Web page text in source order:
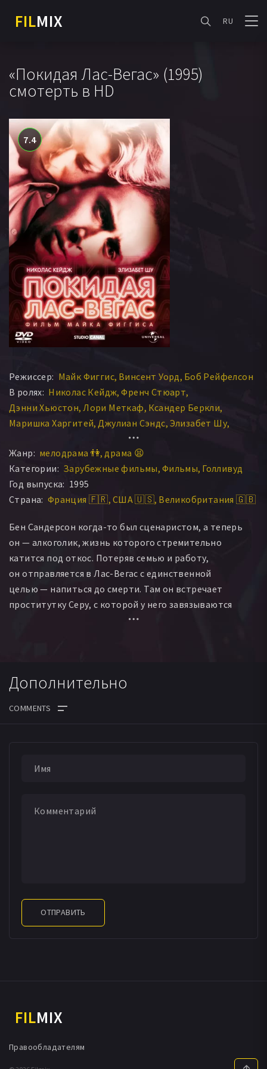
FILMIX RU
«Покидая Лас-Вегас» (1995)
смотерть в HD
7.4
Режиссер: Майк Фиггис Винсент Уорд Боб Рейфелсон
В ролях: Николас Кейдж Френч Стюарт
Дэнни Хьюстон Лори Меткаф Ксандер Беркли
Маришка Харгитей Джулиан Сэндс Элизабет Шу
Стивен Уэбер
Эмили Проктер Стюарт Реген
Грэм Беккел
Сьюзэн Барнс Эд Лотер
Люсинда Дженни
Джереми Джордан Шоуни Смит
Билл Томпсон
Дэвид Брисбин
Дэвид Кригел Марк Коппола
Вальдемар Калиновски Трэйси Торн Аль Хендерсон
Шаши Бхатия Энн Ланж Марек Стабровски
Пол Куинн Джулиан Леннон Дэвидли Уиллсон
Серджо Премоли Камилль Кинг
Жанр: мелодрама 👫 драма 😫
Категории: Зарубежные фильмы Фильмы Голливуд
Год выпуска: 1995
Страна: Франция 🇫🇷 США 🇺🇸 Великобритания 🇬🇧
Бен Сандерсон когда-то был сценаристом, а теперь
он — алкоголик, жизнь которого стремительно
катится под откос. Потеряв семью и работу,
он отправляется в Лас-Вегас с единственной
целью — напиться до смерти. Там он встречает
проститутку Серу, с которой у него завязываются
отношения — возможно, последние в его жизни.
Дополнительно
ОТПРАВИТЬ
FILMIX
Правообладателям